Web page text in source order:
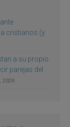
cristianos (y
a su propio
parejas del
2026